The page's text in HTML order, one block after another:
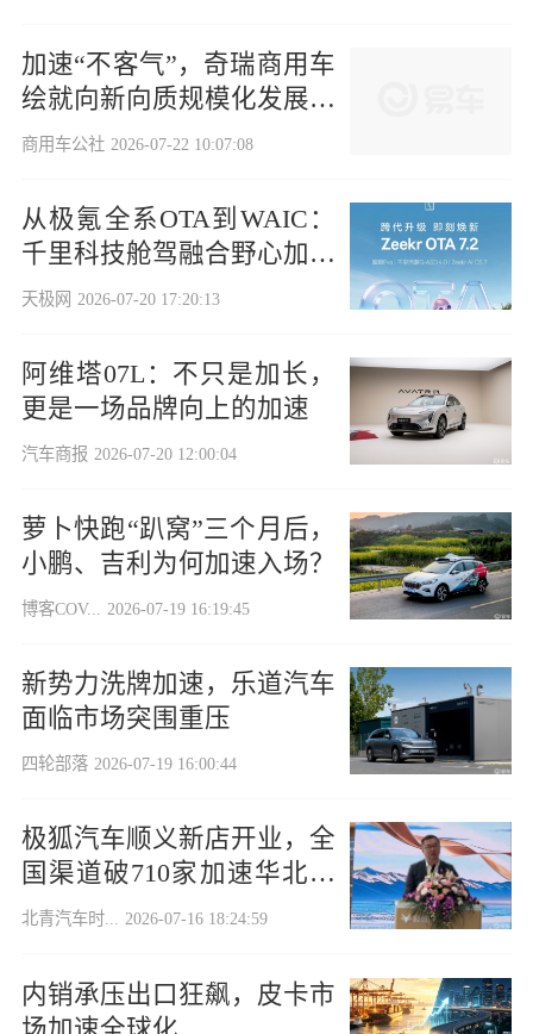
加速“不客气”，奇瑞商用车
绘就向新向质规模化发展新
篇章
商用车公社 2026-07-22 10:07:08
从极氪全系OTA到WAIC：
千里科技舱驾融合野心加速
落地
天极网 2026-07-20 17:20:13
阿维塔07L：不只是加长，
更是一场品牌向上的加速
汽车商报 2026-07-20 12:00:04
萝卜快跑“趴窝”三个月后，
小鹏、吉利为何加速入场？
博客COV... 2026-07-19 16:19:45
新势力洗牌加速，乐道汽车
面临市场突围重压
四轮部落 2026-07-19 16:00:44
极狐汽车顺义新店开业，全
国渠道破710家加速华北布
局
北青汽车时... 2026-07-16 18:24:59
内销承压出口狂飙，皮卡市